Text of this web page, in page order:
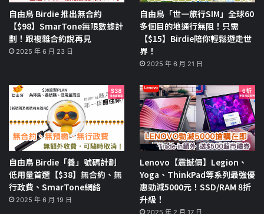
自由鳥 Birdie 推出無合約
【$98】SmarTone無限數據計
劃！跟複雜合約說再見
2025 年 6 月 23 日
自由鳥「世一旅行SIM」全球60
多個目的地通行無阻！只需
【$15】Birdie陪你輕鬆遊走世
界！
2025 年 6 月 21 日
自由鳥 Birdie「養」號碼計劃
低用量首選【$38】無合約、無
行政費、SmarTone網絡
2025 年 6 月 19 日
Lenovo【震撼價】Legion、
Yoga、ThinkPad等系列最強優
惠勁減5000元！SSD/RAM 8折
升級！
2025 年 2 月 17 日